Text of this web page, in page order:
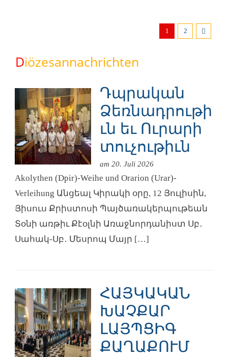
1 2
Diözesannachrichten
Դպրական
Ձեռնադրութի
ւն եւ Ուրարի
տուչութիւն
am 20. Juli 2026
Akolythen (Dpir)-Weihe und Orarion (Urar)-
Verleihung Անցեալ Կիրակի օրը, 12 Յուլիսին,
Յիսուս Քրիստոսի Պայծառակերպութեան
Տօնի առթիւ Քէօլնի Առաջնորդանիստ Սբ․
Սահակ-Սբ․ Մեսրոպ Մայր […]
ՀԱՅԿԱԿԱՆ
ԽԱՉՔԱՐ
ԼԱՅՊՑԻԳ
ՔԱՂԱՔՈՒՄ